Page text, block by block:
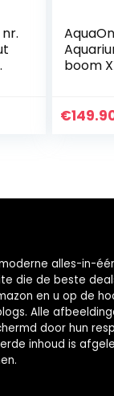
boom
€
alles-in-
die de beste
en u op de
Alle
door hun
inhoud is